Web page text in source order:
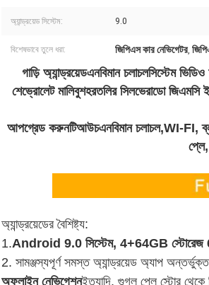
অ্যান্ড্রয়েড সিস্টেম: 9.0
বিশেষভাবে তুলে ধরা: জিপিএস কার নেভিগেটর,
গাড়ি অ্যান্ড্রয়েডএনবিমান চলাচলসিস্টেম
শেভ্রোলেট মালিবুশহরতলির সিলভেরাডো জিএমসি
আপগ্রেড করুনটিআউচএনবিমান চলাচল,WI-FI,
অ্যান্ড্রয়েডের বৈশিষ্ট্য:
1.Android 9.0 সিস্টেম, 4+64GB
2. সামঞ্জস্যপূর্ণ সমস্ত অ্যান্ড্রয়েড অ্যাপ অন্তর্ভুক্ত
অফলাইন নেভিগেশনইত্যাদি, গুগল প্লে স্টোর